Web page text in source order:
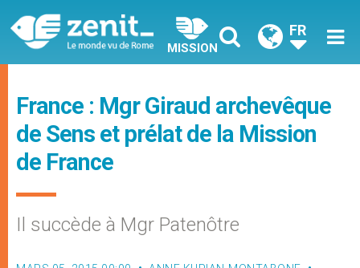
MISSION
FR
France : Mgr Giraud archevêque
de Sens et prélat de la Mission
de France
Il succède à Mgr Patenôtre